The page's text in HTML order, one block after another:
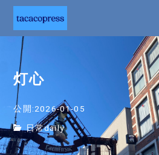
灯心
公開:2026-01-05
日常daily